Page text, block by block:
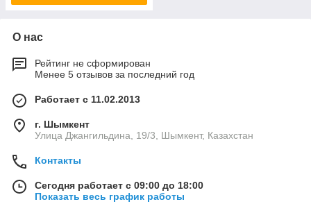
О нас
Рейтинг не сформирован
Менее 5 отзывов за последний год
Работает с 11.02.2013
г. Шымкент
Улица Джангильдина, 19/3, Шымкент, Казахстан
Контакты
Сегодня работает с 09:00 до 18:00
Показать весь график работы